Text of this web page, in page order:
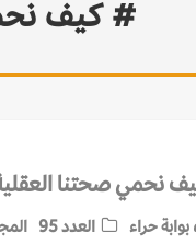
# كيف
نحمي صحتنا
بوابة حراء العدد 95